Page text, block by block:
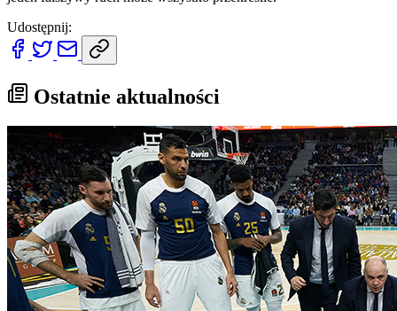
Udostępnij:
Ostatnie aktualności